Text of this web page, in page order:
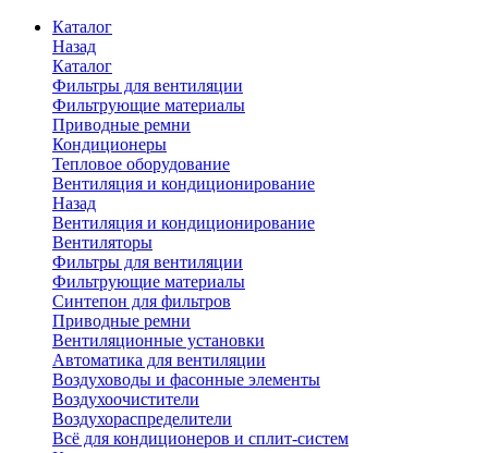
Каталог
Назад
Каталог
Фильтры для вентиляции
Фильтрующие материалы
Приводные ремни
Кондиционеры
Тепловое оборудование
Вентиляция и кондиционирование
Назад
Вентиляция и кондиционирование
Вентиляторы
Фильтры для вентиляции
Фильтрующие материалы
Синтепон для фильтров
Приводные ремни
Вентиляционные установки
Автоматика для вентиляции
Воздуховоды и фасонные элементы
Воздухоочистители
Воздухораспределители
Всё для кондиционеров и сплит-систем